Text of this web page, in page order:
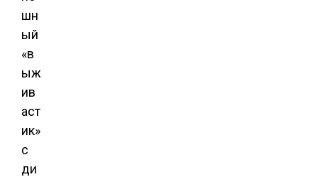
шн
ый
«в
ыж
ив
аст
ик»
с
ди